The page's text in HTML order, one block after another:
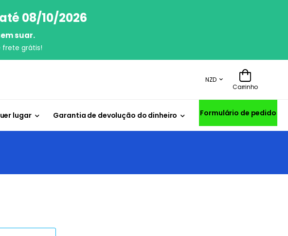
08/10/2026
suar.
frete grátis!
NZD
Carrinho
lugar Garantia de devolução do dinheiro Formulário de pedido